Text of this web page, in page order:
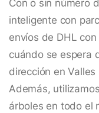
Con o sin número
inteligente con
envíos de DHL
cuándo se espera
dirección en
Además,
árboles en todo el